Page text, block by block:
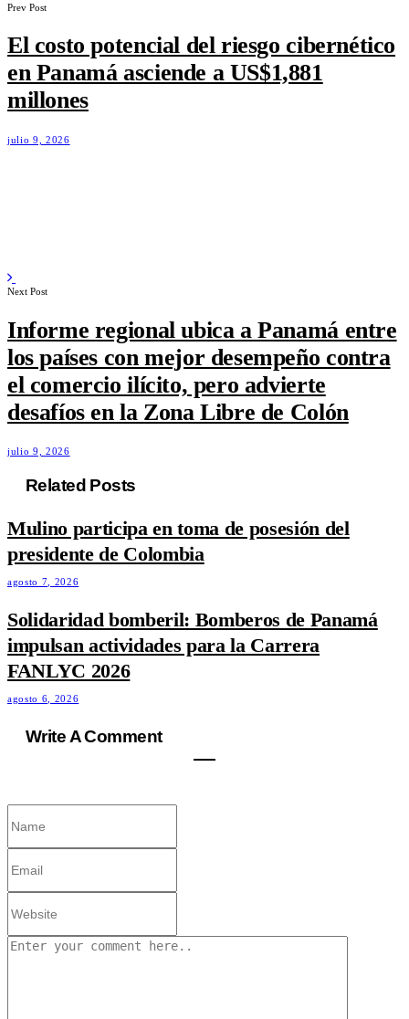
Prev Post
El costo potencial del riesgo cibernético
en Panamá asciende a US$1,881
millones
julio 9, 2026
Next Post
Informe regional ubica a Panamá entre
los países con mejor desempeño contra
el comercio ilícito, pero advierte
desafíos en la Zona Libre de Colón
julio 9, 2026
Related Posts
Mulino participa en toma de posesión del
presidente de Colombia
agosto 7, 2026
Solidaridad bomberil: Bomberos de Panamá
impulsan actividades para la Carrera
FANLYC 2026
agosto 6, 2026
Write A Comment